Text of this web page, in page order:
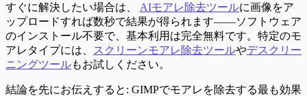
すぐに解決したい場合は、 AIモアレ除去ツールに画像をア
ップロードすれば数秒で結果が得られます——ソフトウェア
のインストール不要で、基本利用は完全無料です。特定のモ
アレタイプには、
スクリーンモアレ除去ツールやデスクリー
ニングツールもお試しください。
結論を先にお伝えすると: GIMPでモアレを除去する最も効果